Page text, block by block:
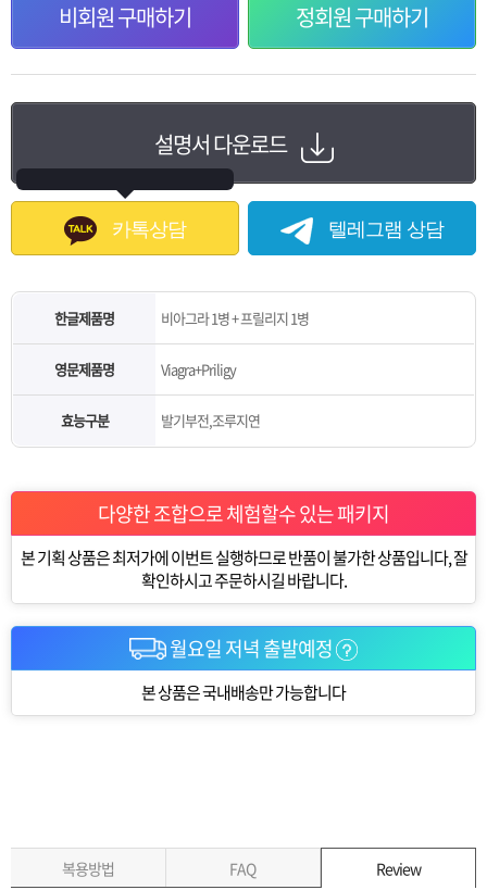
비회원 구매하기 정회원 구매하기
설명서 다운로드
카톡상담 텔레그램 상담
한글제품명 비아그라 1병 + 프릴리지 1병
영문제품명 Viagra+Priligy
효능구분 발기부전,조루지연
다양한 조합으로 체험할수 있는 패키지
본 기획 상품은 최저가에 이번트 실행하므로 반품이 불가한 상품입니다, 잘
확인하시고 주문하시길 바랍니다.
월요일 저녁 출발예정
본 상품은 국내배송만 가능합니다
복용방법 FAQ Review